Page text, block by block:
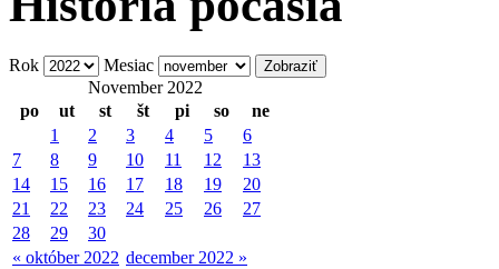
Rok
Mesiac
November 2022
po
ut st št pi so ne
« október 2022 december 2022 »
1 2 3 4 5
6
7
8 9 10 11 12
13
14
15 16 17 18 19
20
21
22 23 24 25 26
27
28
29 30